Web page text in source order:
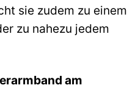
sie zudem zu einem
zu nahezu jedem
am